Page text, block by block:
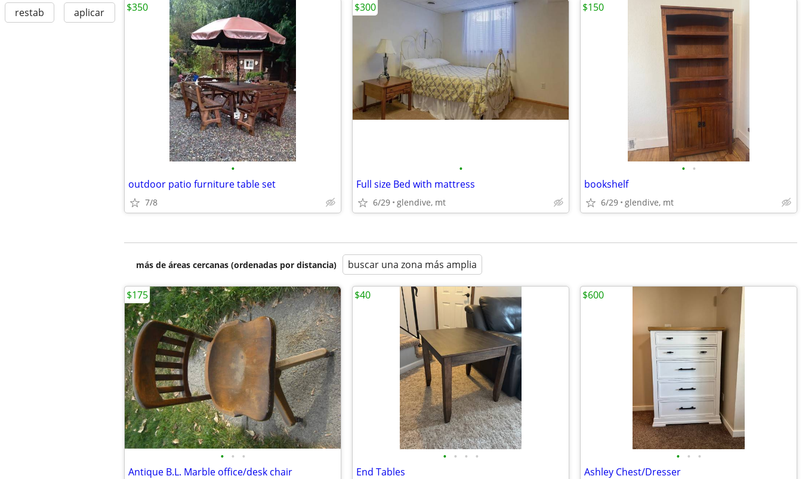
restab aplicar
•
outdoor patio furniture table set
7/8
$350
•
Full size Bed with mattress
6/29 glendive, mt
$300
• •
bookshelf
6/29 glendive, mt
$150
más de áreas cercanas (ordenadas por distancia) buscar una zona más amplia
• • •
Antique B.L. Marble office/desk chair
$175
• • • •
End Tables
$40
• • •
Ashley Chest/Dresser
$600